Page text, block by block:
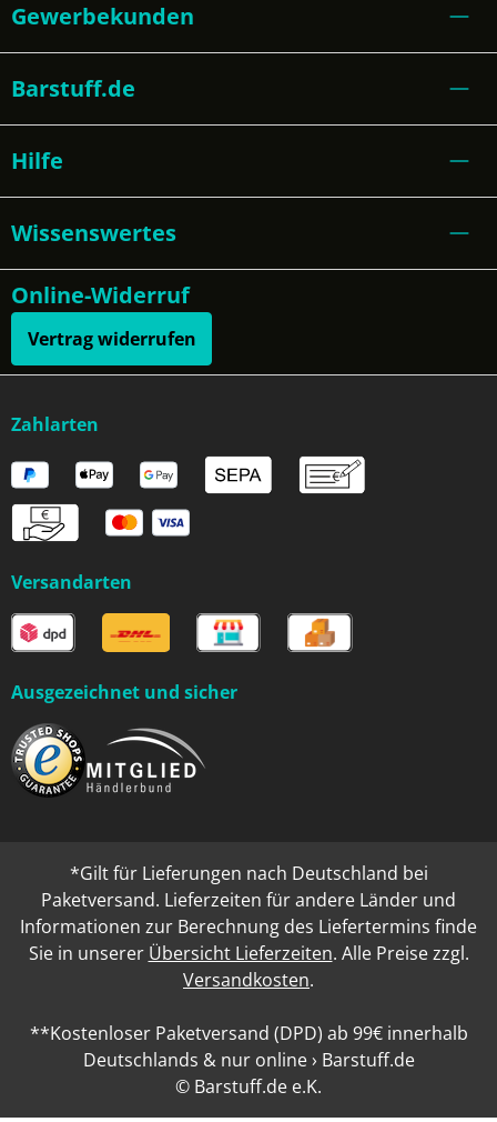
Gewerbekunden
Barstuff.de
Hilfe
Wissenswertes
Online-Widerruf
Vertrag widerrufen
Zahlarten
Versandarten
Ausgezeichnet und sicher
*Gilt für Lieferungen nach Deutschland bei
Paketversand. Lieferzeiten für andere Länder und
Informationen zur Berechnung des Liefertermins finde
Sie in unserer Übersicht Lieferzeiten. Alle Preise zzgl.
Versandkosten.
**Kostenloser Paketversand (DPD) ab 99€ innerhalb
Deutschlands & nur online › Barstuff.de
© Barstuff.de e.K.